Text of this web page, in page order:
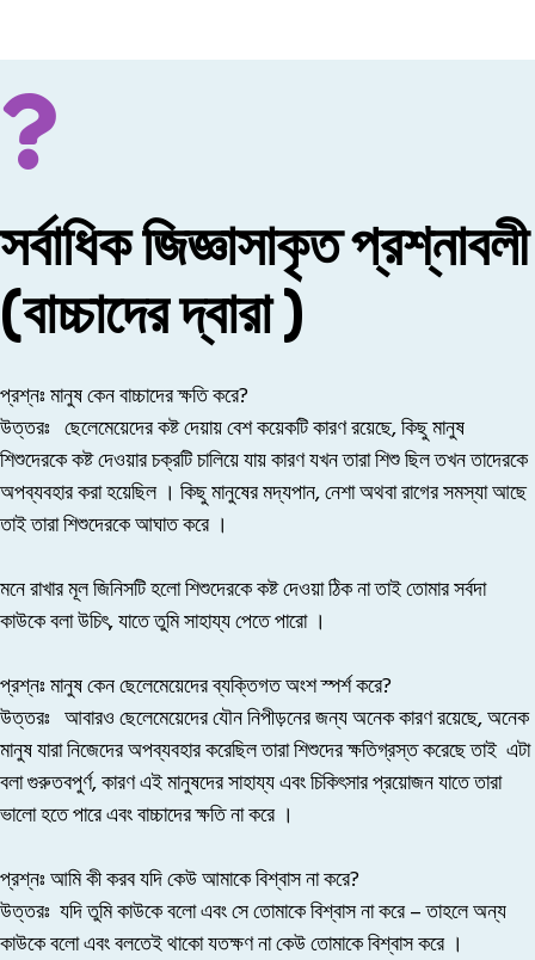
সর্বাধিক জিজ্ঞাসাকৃত প্রশ্নাবলী
(বাচ্চাদের দ্বারা )
প্রশ্নঃ মানুষ কেন বাচ্চাদের ক্ষতি করে?
উত্তরঃ ছেলেমেয়েদের কষ্ট দেয়ায় বেশ কয়েকটি কারণ রয়েছে, কিছু মানুষ
শিশুদেরকে কষ্ট দেওয়ার চক্রটি চালিয়ে যায় কারণ যখন তারা শিশু ছিল তখন তাদেরকে
অপব্যবহার করা হয়েছিল । কিছু মানুষের মদ্যপান, নেশা অথবা রাগের সমস্যা আছে
তাই তারা শিশুদেরকে আঘাত করে ।
মনে রাখার মূল জিনিসটি হলো শিশুদেরকে কষ্ট দেওয়া ঠিক না তাই তোমার সর্বদা
কাউকে বলা উচিৎ, যাতে তুমি সাহায্য পেতে পারো ।
প্রশ্নঃ মানুষ কেন ছেলেমেয়েদের ব্যক্তিগত অংশ স্পর্শ করে?
উত্তরঃ আবারও ছেলেমেয়েদের যৌন নিপীড়নের জন্য অনেক কারণ রয়েছে, অনেক
মানুষ যারা নিজেদের অপব্যবহার করেছিল তারা শিশুদের ক্ষতিগ্রস্ত করেছে তাই এটা
বলা গুরুতবপুর্ণ, কারণ এই মানুষদের সাহায্য এবং চিকিৎসার প্রয়োজন যাতে তারা
ভালো হতে পারে এবং বাচ্চাদের ক্ষতি না করে ।
প্রশ্নঃ আমি কী করব যদি কেউ আমাকে বিশ্বাস না করে?
উত্তরঃ যদি তুমি কাউকে বলো এবং সে তোমাকে বিশ্বাস না করে – তাহলে অন্য
কাউকে বলো এবং বলতেই থাকো যতক্ষণ না কেউ তোমাকে বিশ্বাস করে ।